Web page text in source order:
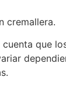
cremallera.
que